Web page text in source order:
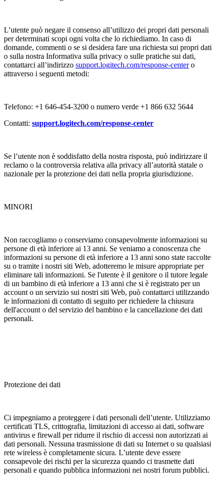
L’utente può negare il consenso all’utilizzo dei propri dati personali
per determinati scopi ogni volta che lo richiediamo. In caso di
domande, commenti o se si desidera fare una richiesta sui propri dati
o sulla nostra Informativa sulla privacy o sulle pratiche sui dati,
contattarci all’indirizzo support.logitech.com/response-centero
attraverso i seguenti metodi:
Telefono: +1 646-454-3200 o numero verde +1 866 632 5644
Contatti: support.logitech.com/response-center
Se l’utente non è soddisfatto della nostra risposta, può indirizzare il
reclamo o la controversia relativa alla privacy all’autorità statale o
nazionale per la protezione dei dati nella propria giurisdizione.
MINORI
Non raccogliamo o conserviamo consapevolmente informazioni su
persone di età inferiore ai 13 anni. Se veniamo a conoscenza che
informazioni su persone di età inferiore a 13 anni sono state raccolte
su o tramite i nostri siti Web, adotteremo le misure appropriate per
eliminare tali informazioni. Se l'utente è il genitore o il tutore legale
di un bambino di età inferiore a 13 anni che si è registrato per un
account o un servizio sui nostri siti Web, può contattarci utilizzando
le informazioni di contatto di seguito per richiedere la chiusura
dell'account o del servizio del bambino e la cancellazione dei dati
personali.
Protezione dei dati
Ci impegniamo a proteggere i dati personali dell’utente. Utilizziamo
certificati TLS, crittografia, limitazioni di accesso ai dati, software
antivirus e firewall per ridurre il rischio di accessi non autorizzati ai
dati personali. Nessuna trasmissione di dati su Internet o su qualsiasi
rete wireless è completamente sicura. L’utente deve essere
consapevole dei rischi per la sicurezza quando ci trasmette dati
personali e quando pubblica informazioni nei nostri forum pubblici.